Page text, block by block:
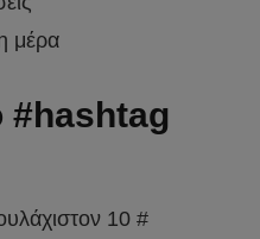
μέρα
10 #